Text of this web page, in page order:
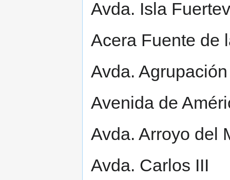
Avda. Isla
Acera Fuente de
Avda.
Avenida de
Avda. Arroyo del
Avda. Carlos III